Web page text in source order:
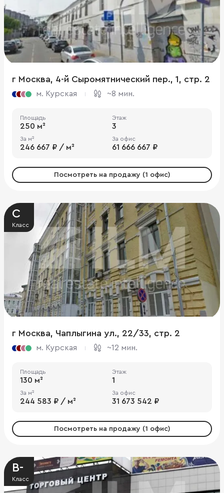
г Москва, 4-й Сыромятнический пер., 1, стр. 2
м. Курская ~8 мин.
Площадь
250 м²
Этаж
3
За м²
246 667 ₽ / м²
За офис
61 666 667 ₽
Посмотреть на продажу (1 офис)
C
Класс
г Москва, Чаплыгина ул., 22/33, стр. 2
м. Курская ~12 мин.
Площадь
130 м²
Этаж
1
За м²
244 583 ₽ / м²
За офис
31 673 542 ₽
Посмотреть на продажу (1 офис)
B-
Класс